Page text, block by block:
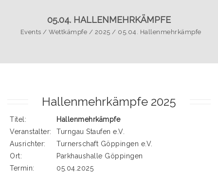
05.04. HALLENMEHRKÄMPFE
Events / Wettkämpfe / 2025 / 05.04. Hallenmehrkämpfe
Hallenmehrkämpfe 2025
Titel:
Hallenmehrkämpfe
Veranstalter:
Turngau Staufen e.V.
Ausrichter:
Turnerschaft Göppingen e.V.
Ort:
Parkhaushalle Göppingen
Termin:
05.04.2025